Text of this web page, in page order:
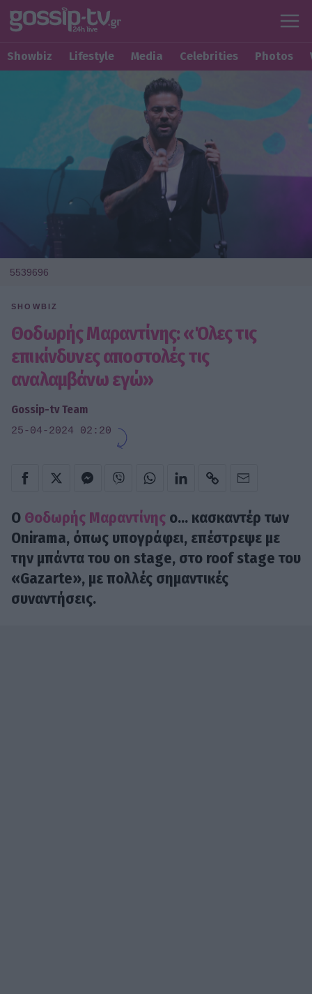
Showbiz Lifestyle Media Celebrities Photos
5539696
SHOWBIZ
Θοδωρής Μαραντίνης: «Όλες τις
επικίνδυνες αποστολές τις
αναλαμβάνω εγώ»
Gossip-tv Team
25-04-2024 02:20
Ο Θοδωρής Μαραντίνης ο... κασκαντέρ των
Onirama, όπως υπογράφει, επέστρεψε με
την μπάντα του on stage, στο roof stage του
«Gazarte», με πολλές σημαντικές
συναντήσεις.